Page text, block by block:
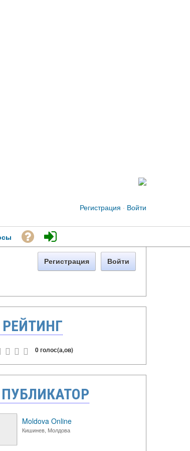
Регистрация · Войти
Регистрация Войти
РЕЙТИНГ
0 голос(а,ов)
ПУБЛИКАТОР
Moldova Online
Кишинев, Молдова